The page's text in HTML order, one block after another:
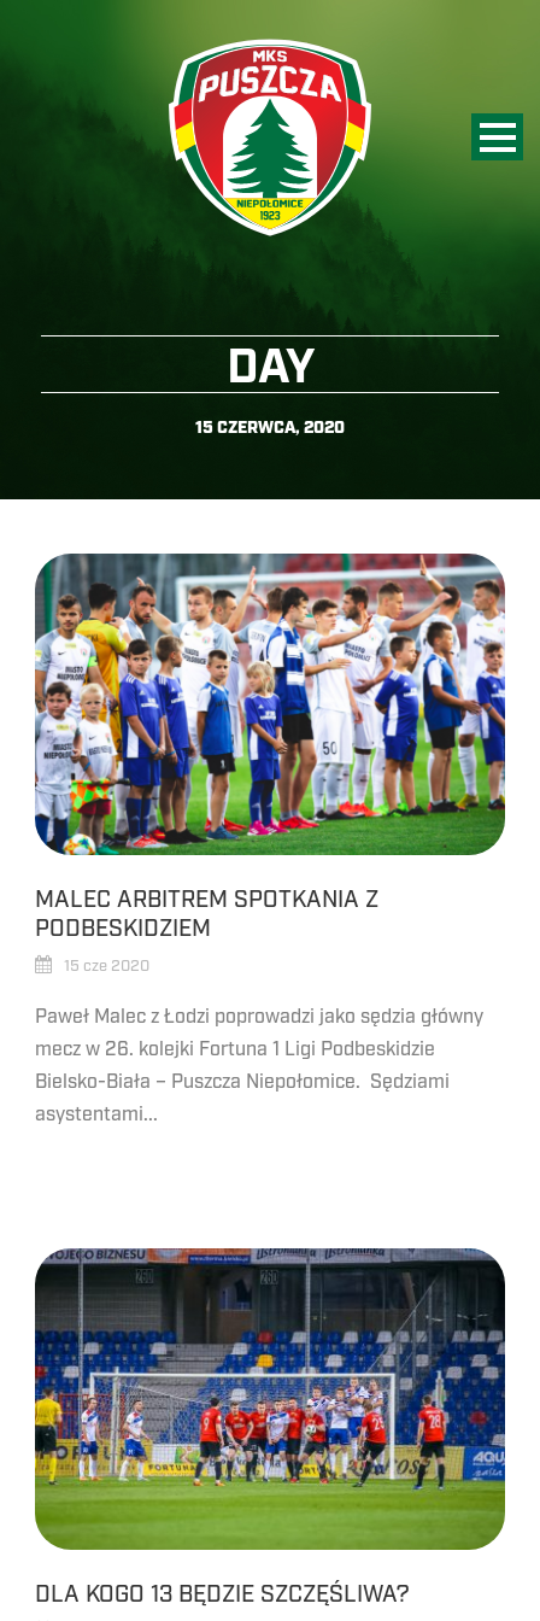
DAY
15 CZERWCA, 2020
MALEC ARBITREM SPOTKANIA Z
PODBESKIDZIEM
15 cze 2020
Paweł Malec z Łodzi poprowadzi jako sędzia główny
mecz w 26. kolejki Fortuna 1 Ligi Podbeskidzie
Bielsko-Biała – Puszcza Niepołomice. Sędziami
asystentami...
DLA KOGO 13 BĘDZIE SZCZĘŚLIWA?